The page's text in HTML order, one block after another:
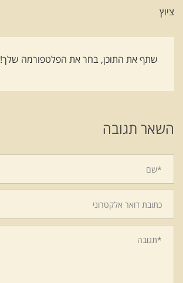
ציוץ
שתף את התוכן, בחר את הפלטפורמה שלך!
השאר תגובה